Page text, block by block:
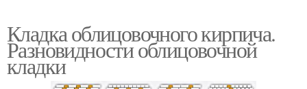
Кладка облицовочного кирпича.
Разновидности облицовочной
кладки